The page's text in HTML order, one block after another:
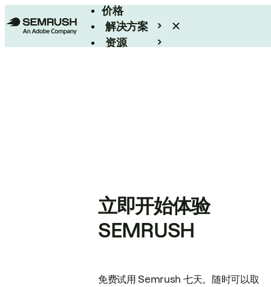
价格
解决方案
资源
立即开始体验
SEMRUSH
免费试用 Semrush 七天。随时可以取